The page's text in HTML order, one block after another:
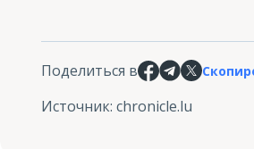
Поделиться в
Источник: chronicle.lu